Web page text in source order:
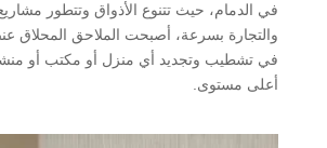
في الدمام، حيث تتنوع الأذواق وتتطور
والتجارة بسرعة، أصبحت الملاحق المحلاق
في تشطيب وتجديد أي منزل أو مكتب أو
أعلى مستوى.